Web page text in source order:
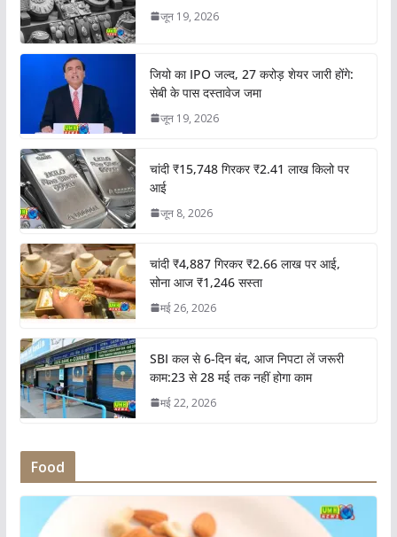
जून 19, 2026
जियो का IPO जल्द, 27 करोड़ शेयर जारी होंगे:
सेबी के पास दस्तावेज जमा
जून 19, 2026
चांदी ₹15,748 गिरकर ₹2.41 लाख किलो पर
आई
जून 8, 2026
चांदी ₹4,887 गिरकर ₹2.66 लाख पर आई,
सोना आज ₹1,246 सस्ता
मई 26, 2026
SBI कल से 6-दिन बंद, आज निपटा लें जरूरी
काम:23 से 28 मई तक नहीं होगा काम
मई 22, 2026
Food